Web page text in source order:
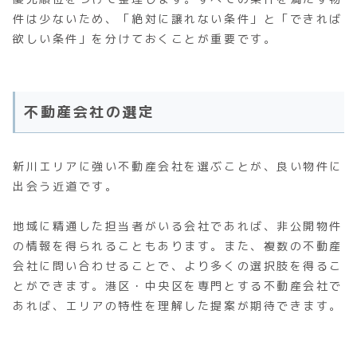
件は少ないため、「絶対に譲れない条件」と「できれば
欲しい条件」を分けておくことが重要です。
不動産会社の選定
新川エリアに強い不動産会社を選ぶことが、良い物件に
出会う近道です。
地域に精通した担当者がいる会社であれば、非公開物件
の情報を得られることもあります。また、複数の不動産
会社に問い合わせることで、より多くの選択肢を得るこ
とができます。港区・中央区を専門とする不動産会社で
あれば、エリアの特性を理解した提案が期待できます。